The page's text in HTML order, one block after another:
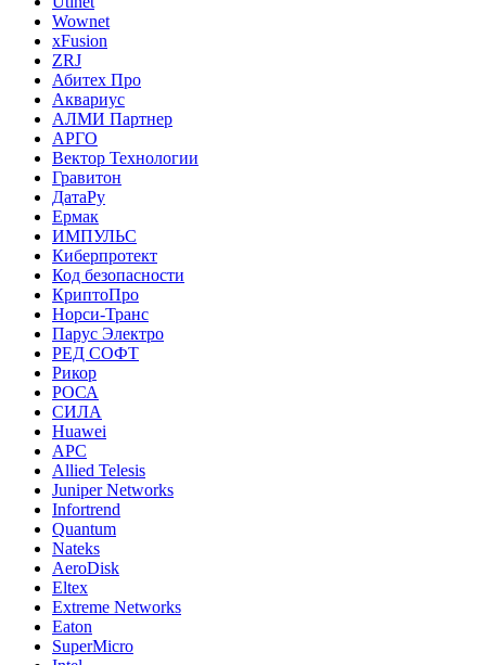
Wownet
xFusion
ZRJ
Абитех Про
Аквариус
АЛМИ Партнер
АРГО
Вектор Технологии
Гравитон
ДатаРу
Ермак
ИМПУЛЬС
Киберпротект
Код безопасности
КриптоПро
Норси-Транс
Парус Электро
РЕД СОФТ
Рикор
РОСА
СИЛА
Huawei
APC
Allied Telesis
Juniper Networks
Infortrend
Quantum
Nateks
AeroDisk
Eltex
Extreme Networks
Eaton
SuperMicro